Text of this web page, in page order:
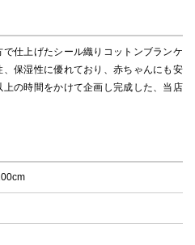
仕上げたシール織りコットンブランケ
保湿性に優れており、赤ちゃんにも安
の時間をかけて企画し完成した、当店